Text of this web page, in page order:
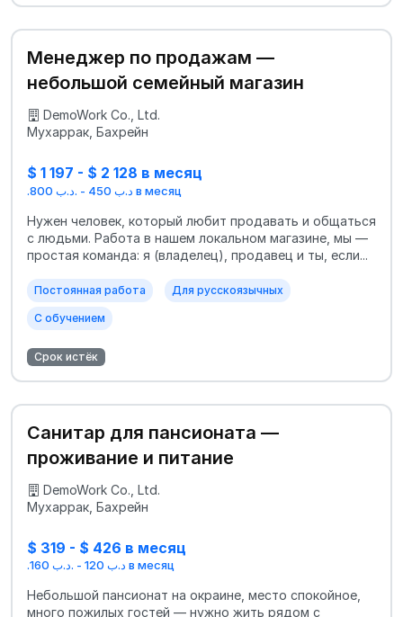
Менеджер по продажам —
небольшой семейный магазин
DemoWork Co., Ltd.
Мухаррак, Бахрейн
$ 1 197 - $ 2 128 в месяц
.د.ب 450 - .د.ب 800 в месяц
Нужен человек, который любит продавать и общаться
с людьми. Работа в нашем локальном магазине, мы —
простая команда: я (владелец), продавец и ты, если...
Постоянная работа Для русскоязычных
С обучением
Срок истёк
Санитар для пансионата —
проживание и питание
DemoWork Co., Ltd.
Мухаррак, Бахрейн
$ 319 - $ 426 в месяц
.د.ب 120 - .د.ب 160 в месяц
Небольшой пансионат на окраине, место спокойное,
много пожилых гостей — нужно жить рядом с